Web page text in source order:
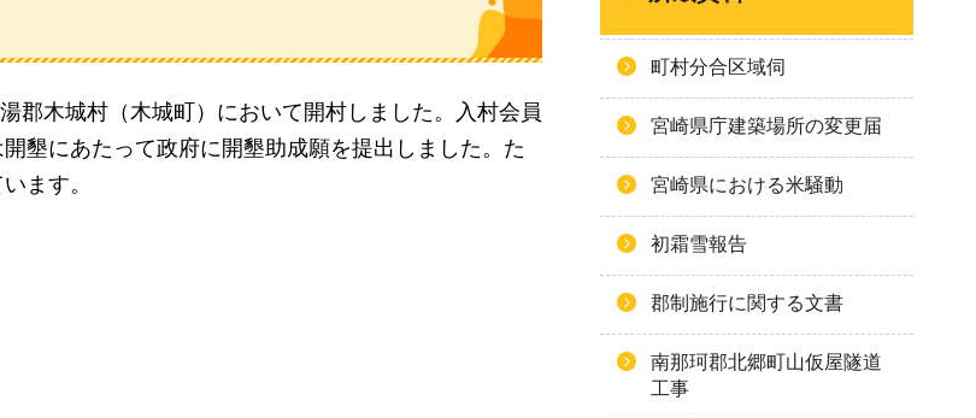
郡木城村（木城町）において開村しました。入村会員
墾にあたって政府に開墾助成願を提出しました。た
ます。
町村分合区域伺
宮崎県庁建築場所の変更届
宮崎県における米騒動
初霜雪報告
郡制施行に関する文書
南那珂郡北郷町山仮屋隧道
工事